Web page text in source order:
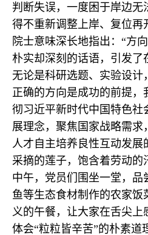
判断失误，一度困于岸边无
得不重新调整上岸、复位再
院士意味深长地指出：“方
朴实却深刻的话语，引发了
无论是科研选题、实验设计
正确的方向是成功的前提，
彻习近平新时代中国特色社
展理念，聚焦国家战略需求
人才自主培养良性互动发
采摘的莲子，饱含着劳动的
中午，党员们围坐一堂，品
鱼等生态食材制作的农家饭
义的午餐，让大家在舌尖上
体会“粒粒皆辛苦”的朴素道